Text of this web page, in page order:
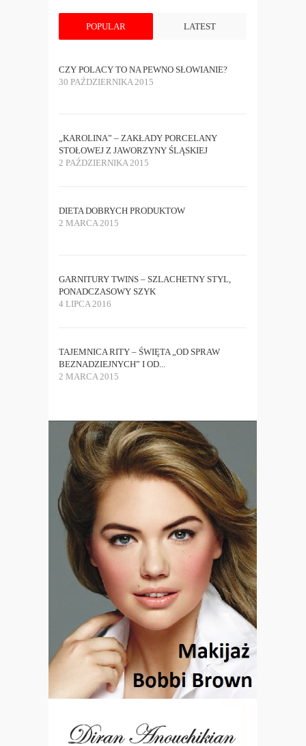
POPULAR LATEST
CZY POLACY TO NA PEWNO SŁOWIANIE?
30 PAŹDZIERNIKA 2015
„KAROLINA” – ZAKŁADY PORCELANY
STOŁOWEJ Z JAWORZYNY ŚLĄSKIEJ
2 PAŹDZIERNIKA 2015
DIETA DOBRYCH PRODUKTOW
2 MARCA 2015
GARNITURY TWINS – SZLACHETNY STYL,
PONADCZASOWY SZYK
4 LIPCA 2016
TAJEMNICA RITY – ŚWIĘTA „OD SPRAW
BEZNADZIEJNYCH” I OD...
2 MARCA 2015